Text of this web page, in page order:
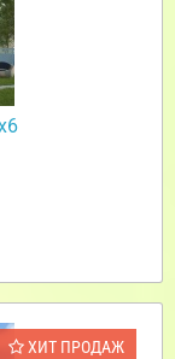
ХИТ ПРОДАЖ